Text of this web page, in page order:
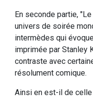
En seconde partie,
univers de soirée
intermèdes qui
imprimée par Stanley
contraste avec
résolument comique.
Ainsi en est-il de celle